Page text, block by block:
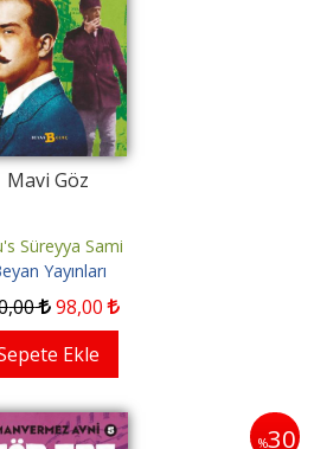
Mavi Göz
Süreyya Sami
Yayınları
,00 98,00
Ekle
%30